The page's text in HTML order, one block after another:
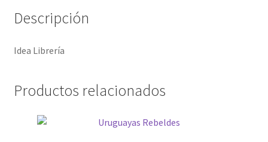
Descripción
Idea Librería
Productos relacionados